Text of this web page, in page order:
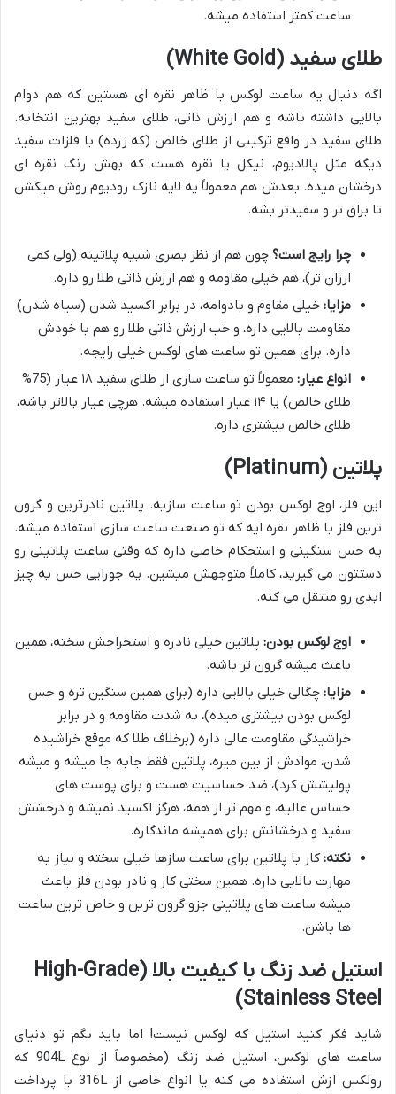
ساعت کمتر استفاده میشه.
طلای سفید (White Gold)
اگه دنبال یه ساعت لوکس با ظاهر نقره ای هستین که هم دوام
بالایی داشته باشه و هم ارزش ذاتی، طلای سفید بهترین انتخابه.
طلای سفید در واقع ترکیبی از طلای خالص (که زرده) با فلزات سفید
دیگه مثل پالادیوم، نیکل یا نقره هست که بهش رنگ نقره ای
درخشان میده. بعدش هم معمولاً یه لایه نازک رودیوم روش میکشن
تا براق تر و سفیدتر بشه.
چرا رایج است؟ چون هم از نظر بصری شبیه پلاتینه (ولی کمی
ارزان تر)، هم خیلی مقاومه و هم ارزش ذاتی طلا رو داره.
مزایا: خیلی مقاوم و بادوامه، در برابر اکسید شدن (سیاه شدن)
مقاومت بالایی داره، و خب ارزش ذاتی طلا رو هم با خودش
داره. برای همین تو ساعت های لوکس خیلی رایجه.
انواع عیار:
معمولاً تو ساعت سازی از طلای سفید ۱۸ عیار (75%
طلای خالص) یا ۱۴ عیار استفاده میشه. هرچی عیار بالاتر باشه،
طلای خالص بیشتری داره.
پلاتین (Platinum)
این فلز، اوج لوکس بودن تو ساعت سازیه. پلاتین نادرترین و گرون
ترین فلز با ظاهر نقره ایه که تو صنعت ساعت سازی استفاده میشه.
یه حس سنگینی و استحکام خاصی داره که وقتی ساعت پلاتینی رو
دستتون می گیرید، کاملاً متوجهش میشین. یه جورایی حس یه چیز
ابدی رو منتقل می کنه.
اوج لوکس بودن: پلاتین خیلی نادره و استخراجش سخته، همین
باعث میشه گرون تر باشه.
مزایا: چگالی خیلی بالایی داره (برای همین سنگین تره و حس
لوکس بودن بیشتری میده)، به شدت مقاومه و در برابر
خراشیدگی مقاومت عالی داره (برخلاف طلا که موقع خراشیده
شدن، موادش از بین میره، پلاتین فقط جابه جا میشه و میشه
پولیشش کرد)، ضد حساسیت هست و برای پوست های
حساس عالیه، و مهم تر از همه، هرگز اکسید نمیشه و درخشش
سفید و درخشانش برای همیشه ماندگاره.
نکته: کار با پلاتین برای ساعت سازها خیلی سخته و نیاز به
مهارت بالایی داره. همین سختی کار و نادر بودن فلز باعث
میشه ساعت های پلاتینی جزو گرون ترین و خاص ترین ساعت
ها باشن.
استیل ضد زنگ با کیفیت بالا (High-Grade
Stainless Steel)
شاید فکر کنید استیل که لوکس نیست! اما باید بگم تو دنیای
ساعت های لوکس، استیل ضد زنگ (مخصوصاً از نوع 904L که
رولکس ازش استفاده می کنه یا انواع خاصی از 316L با پرداخت